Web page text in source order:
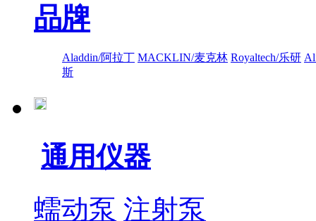
品牌
Aladdin/阿拉丁 MACKLIN/麦克林 Royaltech/乐研
斯
通用仪器
蠕动泵 注射泵